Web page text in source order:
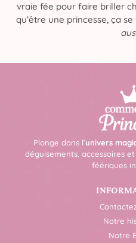
vraie fée pour faire briller
qu’être une princesse, ça
Plonge dans l’univers
déguisements, accessoires
féériques
Notre
Notre